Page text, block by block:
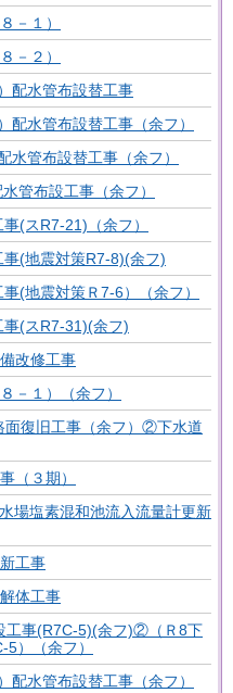
－１）
－２）
配水管布設替工事
配水管布設替工事（余フ）
水管布設替工事（余フ）
管布設工事（余フ）
(スR7-21)（余フ）
事(地震対策R7-8)(余フ)
(地震対策Ｒ7-6）（余フ）
事(スR7-31)(余フ)
改修工事
－１）（余フ）
復旧工事（余フ）②下水道
（３期）
場塩素混和池流入流量計更新
工事
体工事
工事(R7C-5)(余フ)②（Ｒ8下
）（余フ）
配水管布設替工事（余フ）